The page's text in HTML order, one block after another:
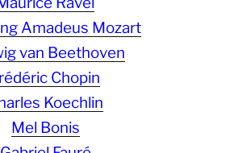
Amadeus Mozart
van Beethoven
Chopin
Koechlin
Mel Bonis